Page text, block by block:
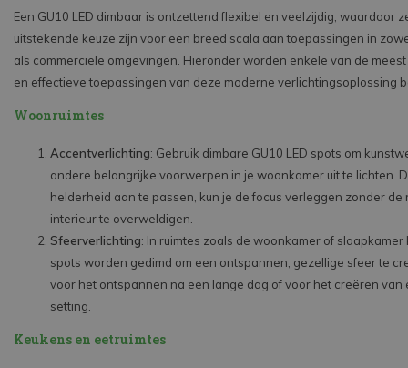
Een GU10 LED dimbaar is ontzettend flexibel en veelzijdig, waardoor
uitstekende keuze zijn voor een breed scala aan toepassingen in
als commerciële omgevingen. Hieronder worden enkele van de
en effectieve toepassingen van deze moderne verlichtingsoplossing
Woonruimtes
Accentverlichting: Gebruik dimbare GU10 LED spots om
andere belangrijke voorwerpen in je woonkamer uit te lichten.
helderheid aan te passen, kun je de focus verleggen zonder de
interieur te overweldigen.
Sfeerverlichting: In ruimtes zoals de woonkamer of slaapkamer
spots worden gedimd om een ontspannen, gezellige sfeer te
voor het ontspannen na een lange dag of voor het creëren van
setting.
Keukens en eetruimtes